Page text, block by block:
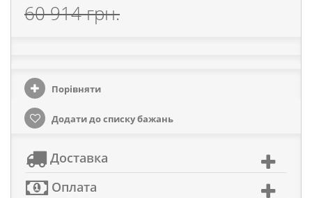
60 914 грн.
Порівняти
Додати до списку бажань
Доставка
Оплата